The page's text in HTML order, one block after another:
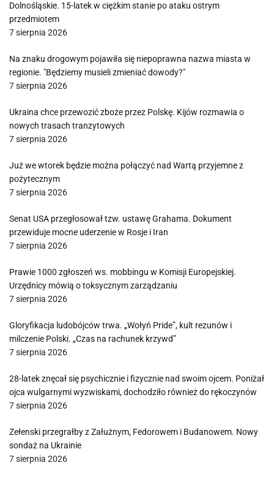
Dolnośląskie. 15-latek w ciężkim stanie po ataku ostrym
przedmiotem
7 sierpnia 2026
Na znaku drogowym pojawiła się niepoprawna nazwa miasta w
regionie. "Będziemy musieli zmieniać dowody?"
7 sierpnia 2026
Ukraina chce przewozić zboże przez Polskę. Kijów rozmawia o
nowych trasach tranzytowych
7 sierpnia 2026
Już we wtorek będzie można połączyć nad Wartą przyjemne z
pożytecznym
7 sierpnia 2026
Senat USA przegłosował tzw. ustawę Grahama. Dokument
przewiduje mocne uderzenie w Rosje i Iran
7 sierpnia 2026
Prawie 1000 zgłoszeń ws. mobbingu w Komisji Europejskiej.
Urzędnicy mówią o toksycznym zarządzaniu
7 sierpnia 2026
Gloryfikacja ludobójców trwa. „Wołyń Pride”, kult rezunów i
milczenie Polski. „Czas na rachunek krzywd”
7 sierpnia 2026
28-latek znęcał się psychicznie i fizycznie nad swoim ojcem. Poniżał
ojca wulgarnymi wyzwiskami, dochodziło również do rękoczynów
7 sierpnia 2026
Zełenski przegrałby z Załużnym, Fedorowem i Budanowem. Nowy
sondaż na Ukrainie
7 sierpnia 2026